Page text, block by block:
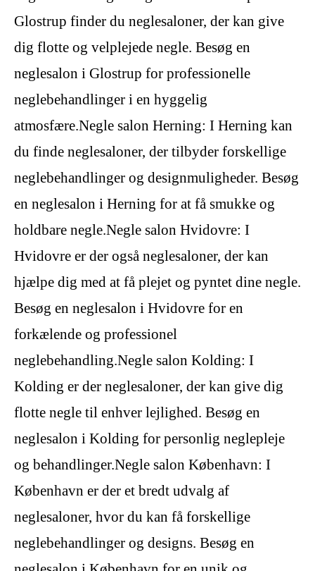
Glostrup finder du neglesaloner, der kan give
dig flotte og velplejede negle. Besøg en
neglesalon i Glostrup for professionelle
neglebehandlinger i en hyggelig
atmosfære.Negle salon Herning: I Herning kan
du finde neglesaloner, der tilbyder forskellige
neglebehandlinger og designmuligheder. Besøg
en neglesalon i Herning for at få smukke og
holdbare negle.Negle salon Hvidovre: I
Hvidovre er der også neglesaloner, der kan
hjælpe dig med at få plejet og pyntet dine negle.
Besøg en neglesalon i Hvidovre for en
forkælende og professionel
neglebehandling.Negle salon Kolding: I
Kolding er der neglesaloner, der kan give dig
flotte negle til enhver lejlighed. Besøg en
neglesalon i Kolding for personlig neglepleje
og behandlinger.Negle salon København: I
København er der et bredt udvalg af
neglesaloner, hvor du kan få forskellige
neglebehandlinger og designs. Besøg en